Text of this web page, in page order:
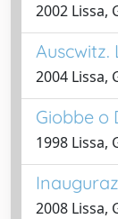
2002 Lissa,
Auscwitz.
2004 Lissa,
Giobbe o
1998 Lissa,
2008 Lissa,